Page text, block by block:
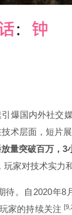
爆国内外社交
术层面，短片
量突破百万，3
玩家对技术实力
。自2020年8
家的持续关注